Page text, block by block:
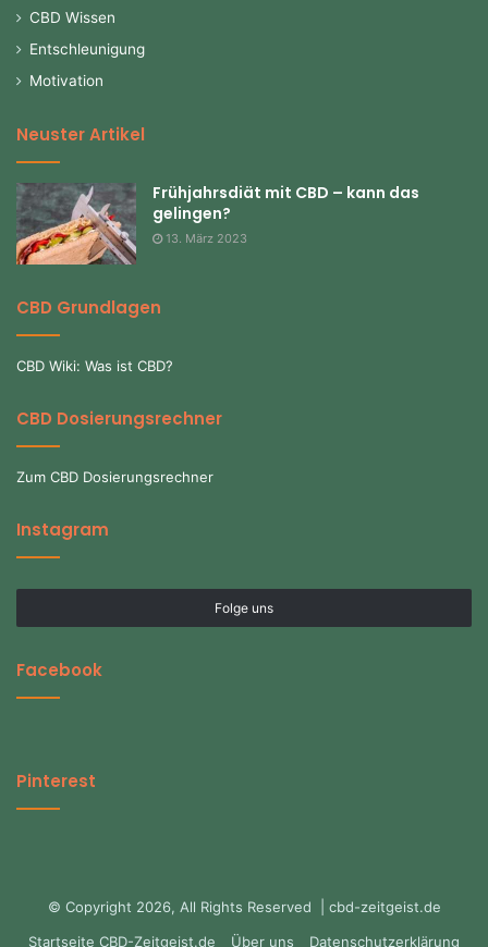
CBD Wissen
Entschleunigung
Motivation
Neuster Artikel
Frühjahrsdiät mit CBD – kann das
gelingen?
13. März 2023
CBD Grundlagen
CBD Wiki: Was ist CBD?
CBD Dosierungsrechner
Zum CBD Dosierungsrechner
Instagram
Folge uns
Facebook
Pinterest
© Copyright 2026, All Rights Reserved | cbd-zeitgeist.de
Startseite CBD-Zeitgeist.de
Über uns
Datenschutzerklärung